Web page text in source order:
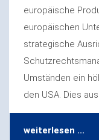
europäische
europäischen
strategische
Umständen ein
den USA. Dies
weiterlesen ...